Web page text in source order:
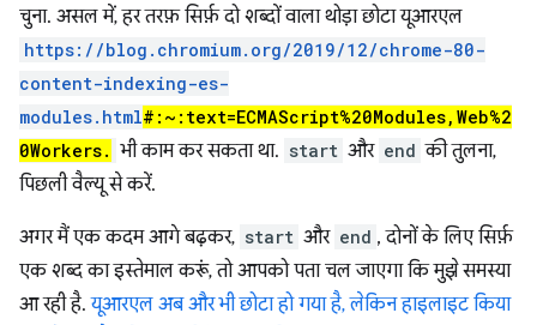
चुना. असल में, हर तरफ़ सिर्फ़ दो शब्दों वाला थोड़ा छोटा यूआरएल
https://blog.chromium.org/2019/12/chrome-80-
content-indexing-es-
modules.html#:~:text=ECMAScript%20Modules,Web%2
0Workers. भी काम कर सकता था. start और end की तुलना,
पिछली वैल्यू से करें.
अगर मैं एक कदम आगे बढ़कर, start और end , दोनों के लिए सिर्फ़
एक शब्द का इस्तेमाल करूं, तो आपको पता चल जाएगा कि मुझे समस्या
आ रही है.यूआरएल अब और भी छोटा हो गया है, लेकिन हाइलाइट किया